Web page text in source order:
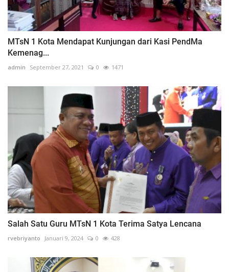
MTsN 1 Kota Mendapat Kunjungan dari Kasi PendMa
Kemenag...
admin September 27, 2021 0 1471
Salah Satu Guru MTsN 1 Kota Terima Satya Lencana
rvebriyanto Januari 9, 2024 0 428